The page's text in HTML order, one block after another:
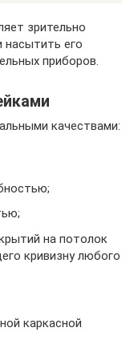
зрительно
насытить его
приборов.
качествами:
на потолок
кривизну любого
каркасной